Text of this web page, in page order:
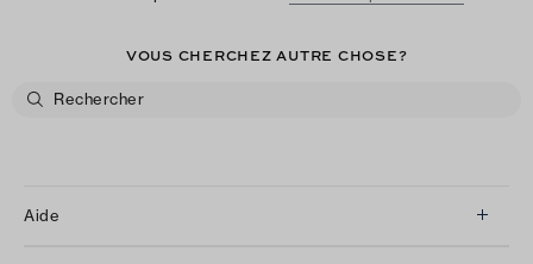
VOUS CHERCHEZ AUTRE CHOSE?
Aide